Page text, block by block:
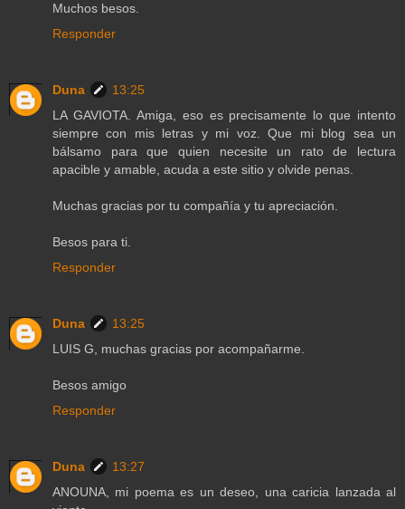
Muchos besos.
Responder
Duna
13:25
LA GAVIOTA. Amiga, eso es precisamente lo que intento
siempre con mis letras y mi voz. Que mi blog sea un
bálsamo para que quien necesite un rato de lectura
apacible y amable, acuda a este sitio y olvide penas.
Muchas gracias por tu compañía y tu apreciación.
Besos para ti.
Responder
Duna
13:25
LUIS G, muchas gracias por acompañarme.
Besos amigo
Responder
Duna
13:27
ANOUNA, mi poema es un deseo, una caricia lanzada al